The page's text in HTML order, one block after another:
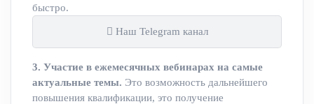
быстро.
Наш Telegram канал
3. Участие в ежемесячных вебинарах на самые
актуальные темы. Это возможность дальнейшего
повышения квалификации, это получение